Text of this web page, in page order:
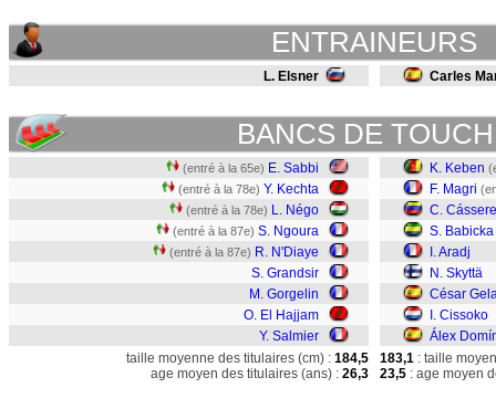
ENTRAINEURS
L. Elsner Carles
BANCS DE
(entré à la 65e) E. Sabbi
(entré à la 78e) Y. Kechta
(entré à la 78e) L. Négo
(entré à la 87e) S. Ngoura
(entré à la 87e) R. N'Diaye
S. Grandsir
M. Gorgelin
O. El Hajjam
Y. Salmier
K. Keben
F. Magri
C.
S. Babicka
I. Aradj
N. Skyttä
César
I. Cissoko
Álex
taille moyenne des titulaires (cm) : 184,5
age moyen des titulaires (ans) : 26,3
183,1 : taille
23,5 : age moyen